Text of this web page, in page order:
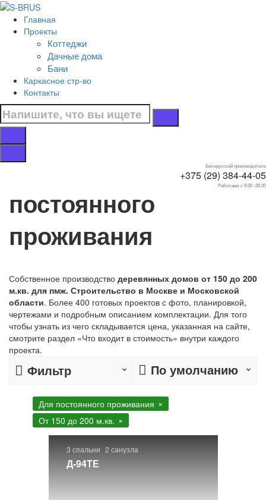
Перейти к контенту
Главная
Проекты
Коттеджи
Дачные дома
Бани
Каркасное стр-во
Контакты
Белорусский производитель
+375 (29) 384-44-05
Работаем с 9.00 -20.00
Главная
Для постоянного проживания
От 150 до 200 м.кв.
Дома от 150 до 200
м.кв. для
постоянного
проживания
Собственное производство деревянных домов от 150 до 200
м.кв. для пмж. Строительство в Москве и Московской
области. Более 400 готовых проектов с фото, планировкой,
чертежами и подробным описанием комплектации. Для того
чтобы узнать из чего складывается цена, указанная на сайте,
смотрите раздел «Что входит в стоимость» внутри каждого
проекта.
Фильтр По умолчанию
Для постоянного проживания
От 150 до 200 м.кв.
3 спальни 2 санузла
Д-94ТЕ